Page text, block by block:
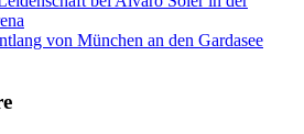
von München an den Gardasee